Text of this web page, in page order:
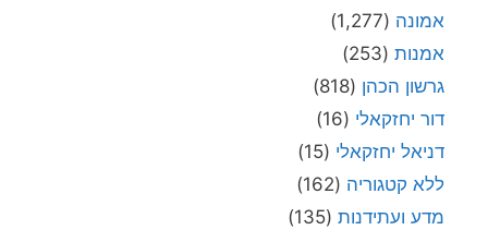
אמונה (1,277)
אמנות (253)
גרשון הכהן (818)
דור יחזקאלי (16)
דניאל יחזקאלי (15)
ללא קטגוריה (162)
מדע ועתידנות (135)